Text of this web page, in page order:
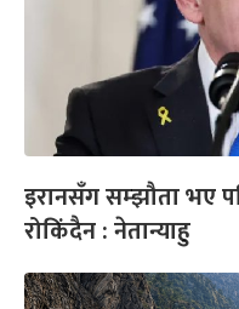
इरानसँग सम्झौता भए
रोकिंदैन : नेतान्याहु